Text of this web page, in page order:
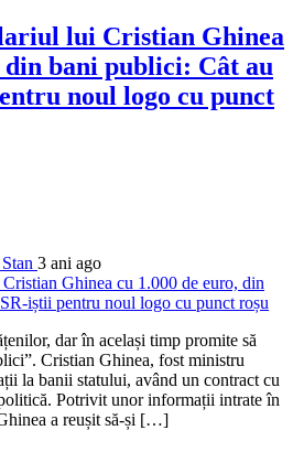
lui Cristian Ghinea
din bani publici: Cât au
noul logo cu punct
3 ani ago
dar în același timp promite să
Cristian Ghinea, fost ministru
la banii statului, având un contract cu
Potrivit unor informații intrate în
a reușit să-și […]